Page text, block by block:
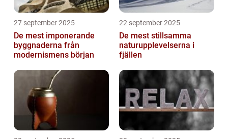
27 september 2025
De mest imponerande
byggnaderna från
modernismens början
22 september 2025
De mest stillsamma
naturupplevelserna i
fjällen